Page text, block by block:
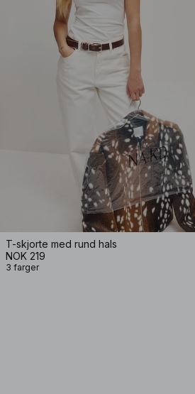
T-skjorte med rund hals
NOK 219
3 farger